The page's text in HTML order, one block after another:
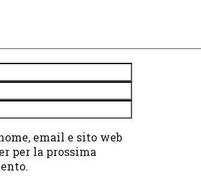
email e sito web
per la prossima